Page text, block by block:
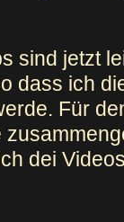
sind jetzt
dass ich
Für
dei